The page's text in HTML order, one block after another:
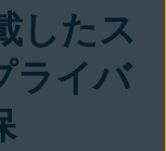
したス
ライバ